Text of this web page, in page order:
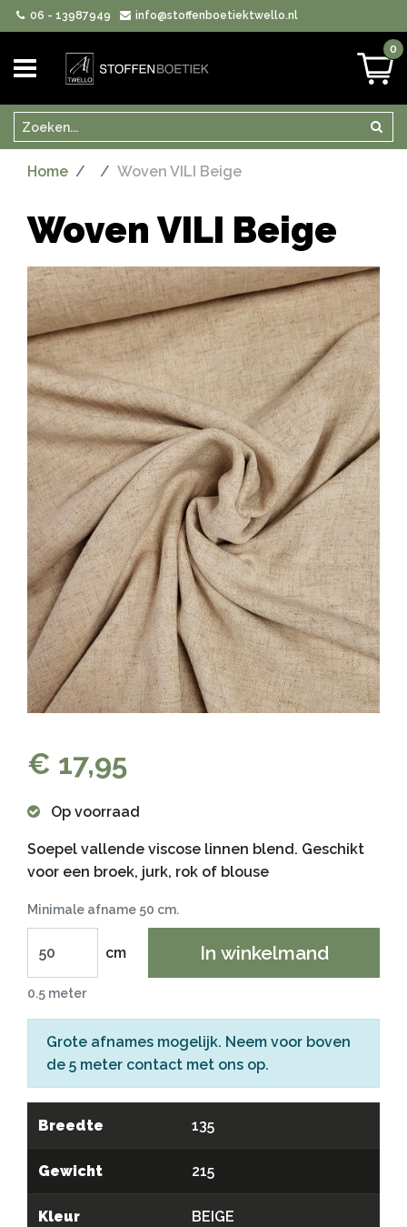
06 - 13987949 info@stoffenboetiektwello.nl
0
Zoeken
Home Woven VILI Beige
Woven VILI Beige
€ 17,95
Op voorraad
Soepel vallende viscose linnen blend. Geschikt
voor een broek, jurk, rok of blouse
Minimale afname 50 cm.
cm In winkelmand
0.5 meter
Grote afnames mogelijk. Neem voor boven
de 5 meter contact met ons op.
Breedte 135
Gewicht 215
Kleur BEIGE